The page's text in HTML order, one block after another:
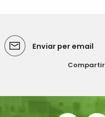
Enviar per email
Compartir